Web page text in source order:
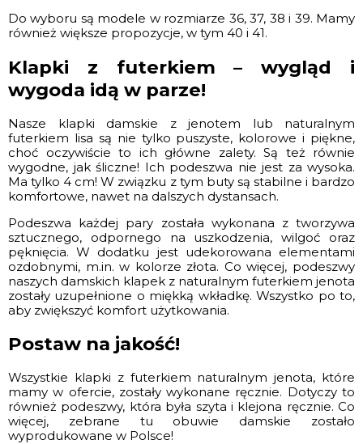
Do wyboru są modele w rozmiarze 36, 37, 38 i 39. Mamy
również większe propozycje, w tym 40 i 41.
Klapki z futerkiem – wygląd i
wygoda idą w parze!
Nasze klapki damskie z jenotem lub naturalnym
futerkiem lisa są nie tylko puszyste, kolorowe i piękne,
choć oczywiście to ich główne zalety. Są też równie
wygodne, jak śliczne! Ich podeszwa nie jest za wysoka.
Ma tylko 4 cm! W związku z tym buty są stabilne i bardzo
komfortowe, nawet na dalszych dystansach.
Podeszwa każdej pary została wykonana z tworzywa
sztucznego, odpornego na uszkodzenia, wilgoć oraz
pęknięcia. W dodatku jest udekorowana elementami
ozdobnymi, m.in. w kolorze złota. Co więcej, podeszwy
naszych damskich klapek z naturalnym futerkiem jenota
zostały uzupełnione o miękką wkładkę. Wszystko po to,
aby zwiększyć komfort użytkowania.
Postaw na jakość!
Wszystkie klapki z futerkiem naturalnym jenota, które
mamy w ofercie, zostały wykonane ręcznie. Dotyczy to
również podeszwy, która była szyta i klejona ręcznie. Co
więcej, zebrane tu obuwie damskie zostało
wyprodukowane w Polsce!